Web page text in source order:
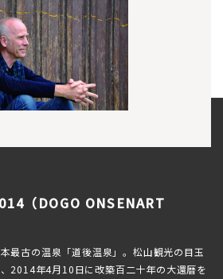
（DOGO ONSENART
最古の温泉「道後温泉」。松山観光の目玉
2014年4月10日に改築百二十年の大還暦を